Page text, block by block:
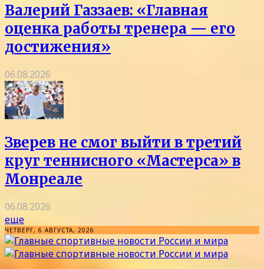
Валерий Газзаев: «Главная
оценка работы тренера — его
достижения»
06.08.2026
Зверев не смог выйти в третий
круг теннисного «Мастерса» в
Монреале
06.08.2026
еще
ЧЕТВЕРГ, 6 АВГУСТА, 2026